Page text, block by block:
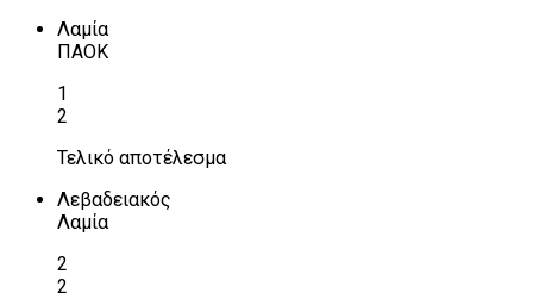
Λαμία
ΠΑΟΚ
1
2
Τελικό αποτέλεσμα
Λεβαδειακός
Λαμία
2
2